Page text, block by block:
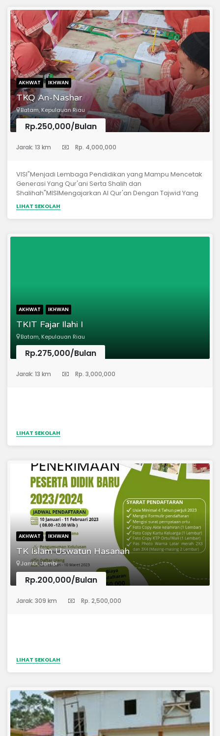
AKHWAT IKHWAN
TKQ An-Nashar
Batam, Kepulauan Riau
Rp.250,000/Bulan
Jarak: 13 km Rp. 4,000,000
VISI"Menjadi Lembaga Pendidikan yang Mampu Mencetak
Generasi Yang Qur'ani Serta Shalih dan
Shalihah"MISIMengajarkan Al Qur'an Dengan Tajwid Yang
BenarMencetak Penghafal Al Qur'an Yang
MutqinMemandu Penerapan Al Qur'an &amp; As Sunnah
dengan Akhlak Mulia sesuai Dengan Nabi Shallallahu
LIHAT SEKOLAH
AKHWAT IKHWAN
TKIT Fajar Ilahi I
Batam, Kepulauan Riau
Rp.275,000/Bulan
Jarak: 13 km Rp. 3,000,000
LIHAT SEKOLAH
AKHWAT IKHWAN
TK Islam Uswatun Hasanah
Jambi, Jambi
Rp.200,000/Bulan
Jarak: 309 km Rp. 2,500,000
LIHAT SEKOLAH